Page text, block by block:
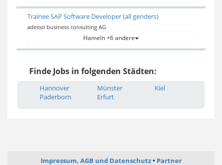
Trainee SAP Software Developer (all genders)
adesso business consulting AG
Hameln +6 andere
Finde Jobs in folgenden Städten:
Hannover
Paderborn
Münster
Erfurt
Kiel
Impressum, AGB und Datenschutz Partner